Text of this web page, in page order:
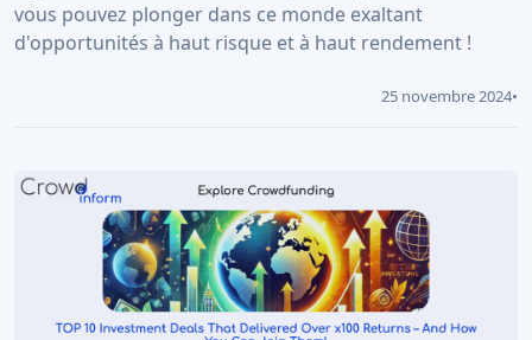
vous pouvez plonger dans ce monde exaltant
d'opportunités à haut risque et à haut rendement !
25 novembre 2024•